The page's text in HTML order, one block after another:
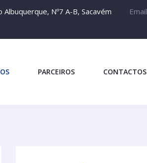
Albuquerque, Nº7 A-B, Sacavém Email
PARCEIROS CONTACTOS